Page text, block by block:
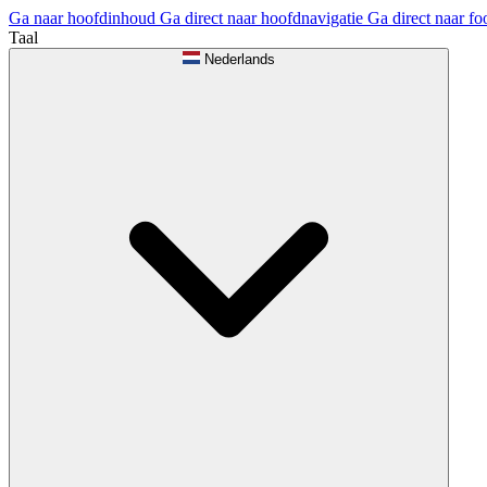
Ga naar hoofdinhoud Ga direct naar hoofdnavigatie Ga direct naar
Taal
Nederlands